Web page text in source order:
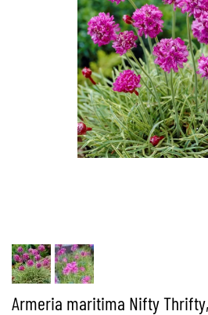
Armeria maritima Nifty